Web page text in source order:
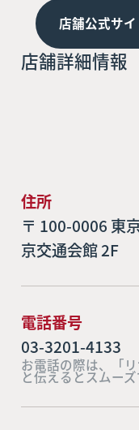
店舗公式サイ
店舗詳細情報
住所
〒 100-0006 東
京交通会館 2F
電話番号
03-3201-4133
お電話の際は、「
と伝えるとスムーズ